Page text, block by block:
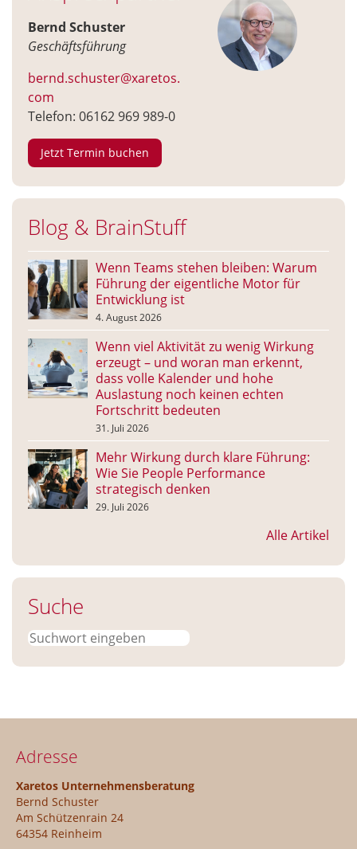
Bernd Schuster
Geschäftsführung
bernd.schuster@xaretos.
com
Telefon: 06162 969 989-0
Jetzt Termin buchen
Blog & BrainStuff
Wenn Teams stehen bleiben: Warum
Führung der eigentliche Motor für
Entwicklung ist
4. August 2026
Wenn viel Aktivität zu wenig Wirkung
erzeugt – und woran man erkennt,
dass volle Kalender und hohe
Auslastung noch keinen echten
Fortschritt bedeuten
31. Juli 2026
Mehr Wirkung durch klare Führung:
Wie Sie People Performance
strategisch denken
29. Juli 2026
Alle Artikel
Suche
Suchen
Adresse
Xaretos Unternehmensberatung
Bernd Schuster
Am Schützenrain 24
64354 Reinheim